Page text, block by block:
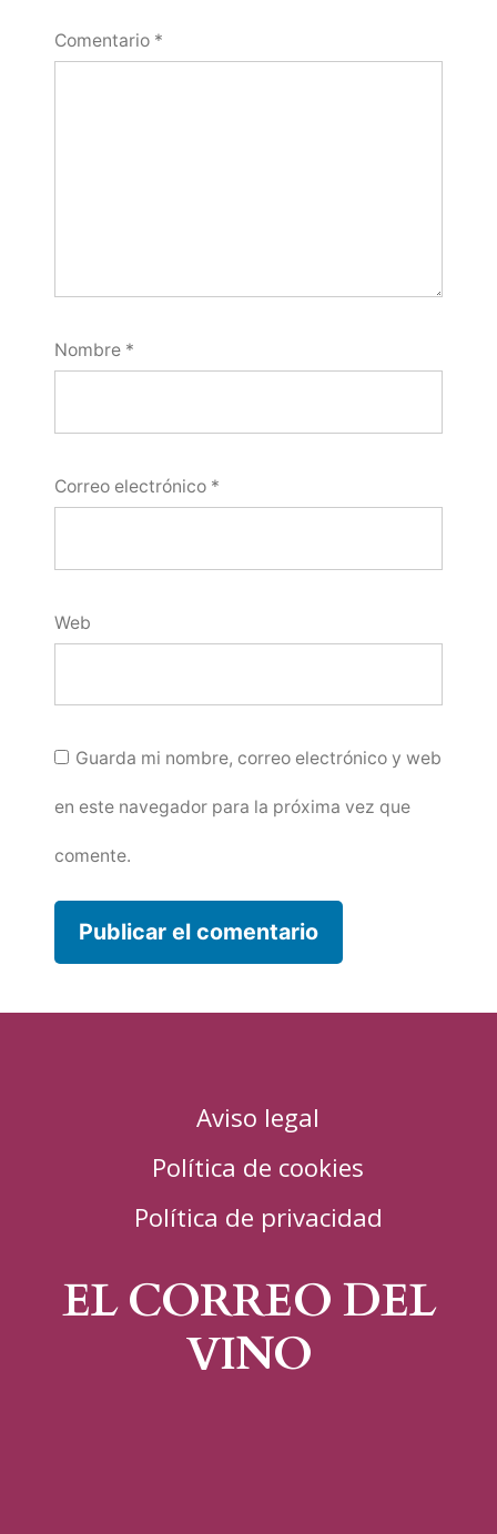
Comentario *
Nombre *
Correo electrónico *
Web
Guarda mi nombre, correo electrónico y web
en este navegador para la próxima vez que
comente.
Aviso legal
Política de cookies
Política de privacidad
EL CORREO DEL
VINO